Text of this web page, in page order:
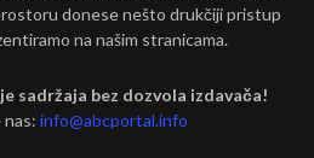
donese nešto drukčiji pristup
na našim stranicama.
sadržaja bez dozvola izdavača!
nas:info@abcportal.info